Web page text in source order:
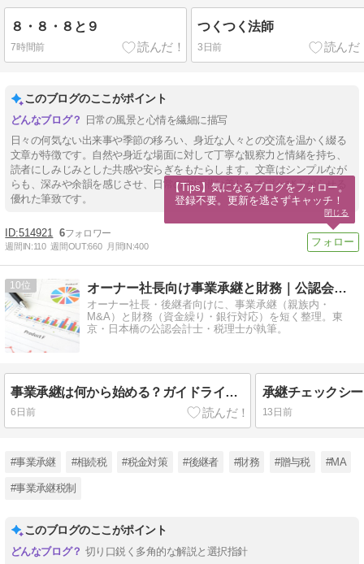
８・８・８と９
7時間前
つくつく法師
3日前
このブログのここがポイント
日常の風景と心情を繊細に描写
日々の何気ない出来事や季節の移ろい、身近な人々との交流を温かく綴る
文章が特徴です。自然や身近な場面に対して丁寧な観察力と情緒を持ち、
読者にしみじみとした共感や安らぎをもたらします。文章はシンプルなが
らも、深みや余韻を感じさせ、日常の中に潜む美しさを浮かび上がらせる
優れた筆致です。
514921 6
週間IN:110 週間OUT:660 月間IN:400
10 オーナー社長向け事業承継と財務｜公認会計士・税理士 種山和男
オーナー社長・後継者向けに、事業承継（親族内・
M&A）と財務（資金繰り・銀行対応）を短く整理。東
京・日本橋の公認会計士・税理士が執筆。
事業承継は何から始める？ガイドラインの5ステップで解説
6日前 13日前
#事業承継 #相続税 #税金対策 #後継者 #財務 #贈与税 #МA
#事業承継税制
このブログのここがポイント
切り口鋭く多角的な解説と選択指針
【Tips】気になるブログをフォロー。
登録不要。更新を逃さずキャッチ！
閉じる